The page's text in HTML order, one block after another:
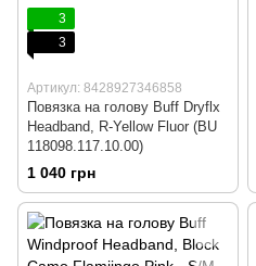
3
3
Артикул: 8428927346858
Повязка на голову Buff Dryflx
Headband, R-Yellow Fluor (BU
118098.117.10.00)
1 040 грн